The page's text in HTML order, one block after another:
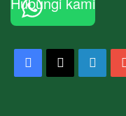
Facebook
X